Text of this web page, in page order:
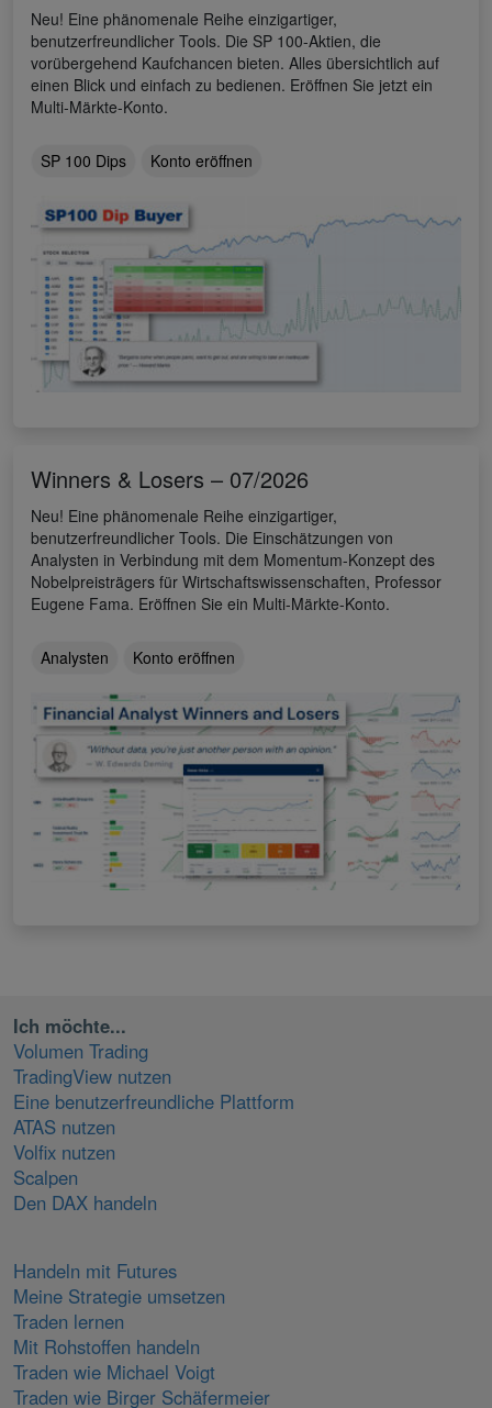
Neu! Eine phänomenale Reihe einzigartiger,
benutzerfreundlicher Tools. Die SP 100-Aktien, die
vorübergehend Kaufchancen bieten. Alles übersichtlich auf
einen Blick und einfach zu bedienen. Eröffnen Sie jetzt ein
Multi-Märkte-Konto.
SP 100 Dips Konto eröffnen
Winners & Losers – 07/2026
Neu! Eine phänomenale Reihe einzigartiger,
benutzerfreundlicher Tools. Die Einschätzungen von
Analysten in Verbindung mit dem Momentum-Konzept des
Nobelpreisträgers für Wirtschaftswissenschaften, Professor
Eugene Fama. Eröffnen Sie ein Multi-Märkte-Konto.
Analysten Konto eröffnen
Ich möchte...
Volumen Trading
TradingView nutzen
Eine benutzerfreundliche Plattform
ATAS nutzen
Volfix nutzen
Scalpen
Den DAX handeln
Handeln mit Futures
Meine Strategie umsetzen
Traden lernen
Mit Rohstoffen handeln
Traden wie Michael Voigt
Traden wie Birger Schäfermeier